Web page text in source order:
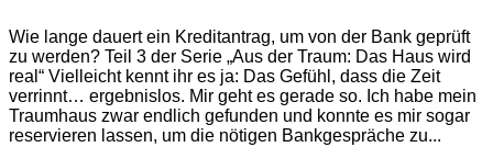
Wie lange dauert ein Kreditantrag, um von der Bank geprüft
zu werden? Teil 3 der Serie „Aus der Traum: Das Haus wird
real“ Vielleicht kennt ihr es ja: Das Gefühl, dass die Zeit
verrinnt… ergebnislos. Mir geht es gerade so. Ich habe mein
Traumhaus zwar endlich gefunden und konnte es mir sogar
reservieren lassen, um die nötigen Bankgespräche zu...